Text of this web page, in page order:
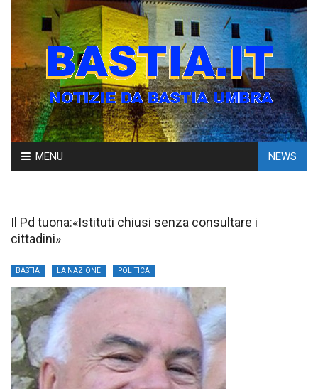
Skip
to
MENU NEWS
Il Pd tuona:«Istituti chiusi senza consultare i
cittadini»
BASTIA LA NAZIONE POLITICA